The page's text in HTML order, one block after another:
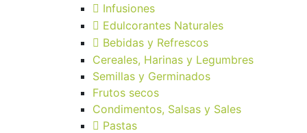
Infusiones
Edulcorantes Naturales
Bebidas y Refrescos
Cereales, Harinas y Legumbres
Semillas y Germinados
Frutos secos
Condimentos, Salsas y Sales
Pastas